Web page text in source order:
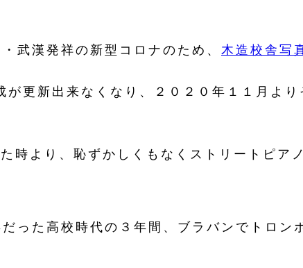
武漢発祥の新型コロナのため、 木造校舎写
が更新出来なくなり、２０２０年１１月よ
より、恥ずかしくもなくストリートピア
った高校時代の３年間、ブラバンでトロン